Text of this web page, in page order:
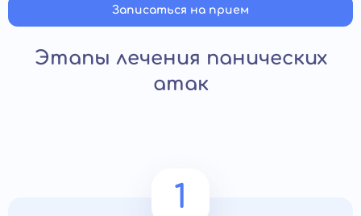
Записаться на прием
Этапы лечения панических
атак
1